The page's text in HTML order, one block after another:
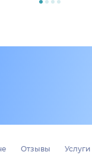
Отзывы Услуги